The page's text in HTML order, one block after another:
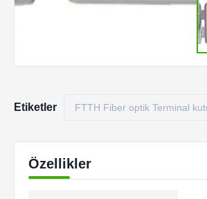
Etiketler FTTH Fiber optik Terminal
Özellikler